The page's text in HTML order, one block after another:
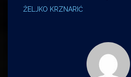
ŽELJKO KRZNARIĆ